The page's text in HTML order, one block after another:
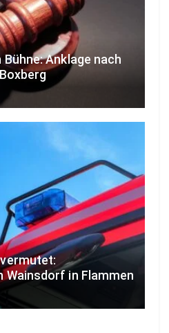
Anklage nach
Wainsdorf in Flammen